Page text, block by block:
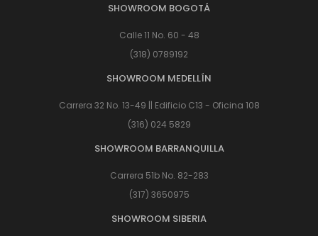
SHOWROOM BOGOTÁ
Calle 11 No. 60 - 48
(318) 0789192
SHOWROOM MEDELLÍN
Carrera 32 No. 13-49 || Edificio C13 - Oficina 108
(316) 024 5829
SHOWROOM BARRANQUILLA
Carrera 51b No. 82-283
(317) 3650975
SHOWROOM SIBERIA